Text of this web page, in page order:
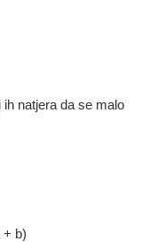
natjera da se malo
+ b)